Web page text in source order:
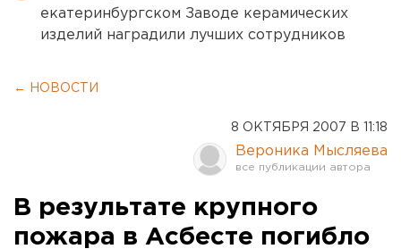
екатеринбургском Заводе керамических
изделий наградили лучших сотрудников
← НОВОСТИ
8 ОКТЯБРЯ 2007 В 11:18
Вероника Мысляева
В результате крупного
пожара в Асбесте погибло